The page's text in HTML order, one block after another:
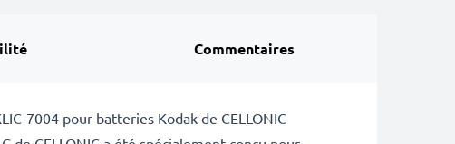
Commentaires
7004 pour batteries Kodak de CELLONIC